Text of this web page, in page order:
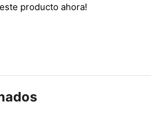
producto ahora!